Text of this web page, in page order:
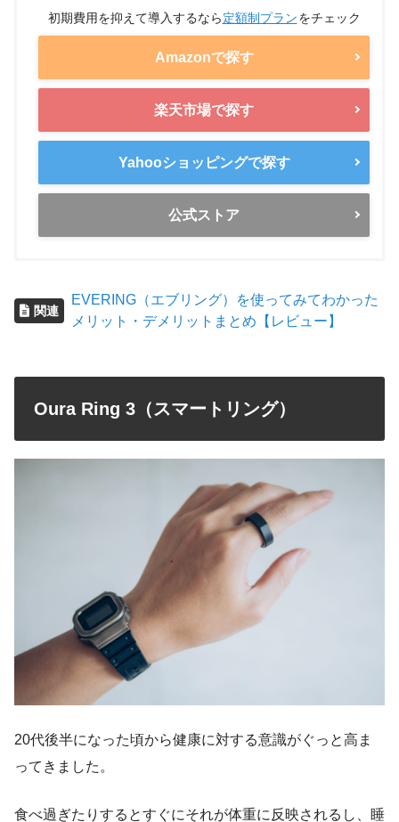
初期費用を抑えて導入するなら定額制プランをチェック
Amazonで探す
楽天市場で探す
Yahooショッピングで探す
公式ストア
関連
EVERING（エブリング）を使ってみてわかった
メリット・デメリットまとめ【レビュー】
Oura Ring 3（スマートリング）
20代後半になった頃から健康に対する意識がぐっと高ま
ってきました。
食べ過ぎたりするとすぐにそれが体重に反映されるし、睡